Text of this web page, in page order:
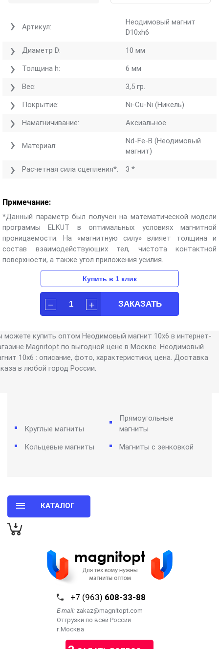
Артикул:
Неодимовый магнит
D10хh6
Диаметр D: 10 мм
Толщина h: 6 мм
Вес: 3,5 гр.
Покрытие: Ni-Cu-Ni (Никель)
Намагничивание: Аксиальное
Материал:
Nd-Fe-B (Неодимовый
магнит)
Расчетная сила сцепления*: 3 *
Примечание:
*Данный параметр был получен на математической модели
программы ELKUT в оптимальных условиях магнитной
проницаемости. На «магнитную силу» влияет толщина и
состав взаимодействующих тел, чистота контактной
поверхности, а также угол приложения усилия.
можете купить оптом Неодимовый магнит 10х6 в интернет-
Magnitopt по выгодной цене в Москве. Неодимовый
10х6 : описание, фото, характеристики, цена. Доставка
в любой город России.
Круглые магниты
Прямоугольные
магниты
Кольцевые магниты Магниты с зенковкой
КАТАЛОГ
+7 (963) 608-33-88
E-mail: zakaz@magnitopt.com
Отгрузки по всей России
г.Москва